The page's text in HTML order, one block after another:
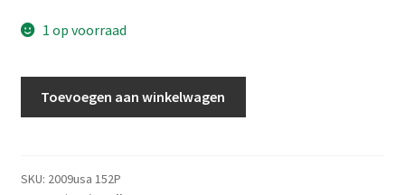
1 op voorraad
P
Toevoegen aan winkelwagen
SKU: 2009usa 152P